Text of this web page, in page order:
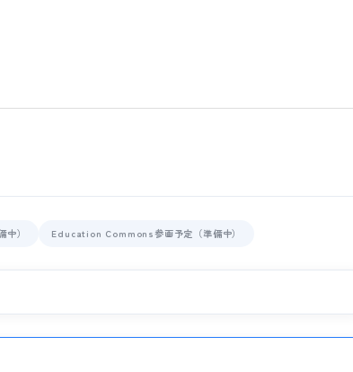
） Education Commons参画予定（準備中）